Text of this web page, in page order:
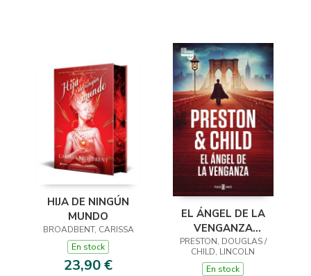
HIJA DE NINGÚN
MUNDO
BROADBENT, CARISSA
En stock
23,90 €
EL ÁNGEL DE LA
VENGANZA
(INSPECTOR
PENDERGAST 22)
PRESTON, DOUGLAS /
CHILD, LINCOLN
En stock